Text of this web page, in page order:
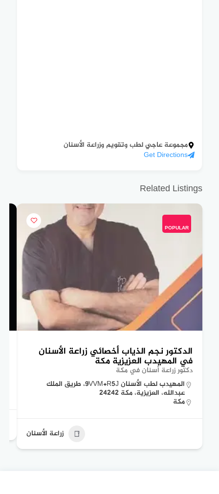
مجموعة عاجي لطب وتقويم وزراعة الأسنان
Get Directions
Related Listings
POPULAR
الدكتور نجم الذياب أخصائي زراعة الأسنان
في المهيدب العزيزية مكة
دكتور زراعة أسنان في مكة
المهيدب لطب الأسنان 9VVM+R5J، طريق الملك
عبدالله، العزيزية، مكة 24242
مكة
زراعة الأسنان